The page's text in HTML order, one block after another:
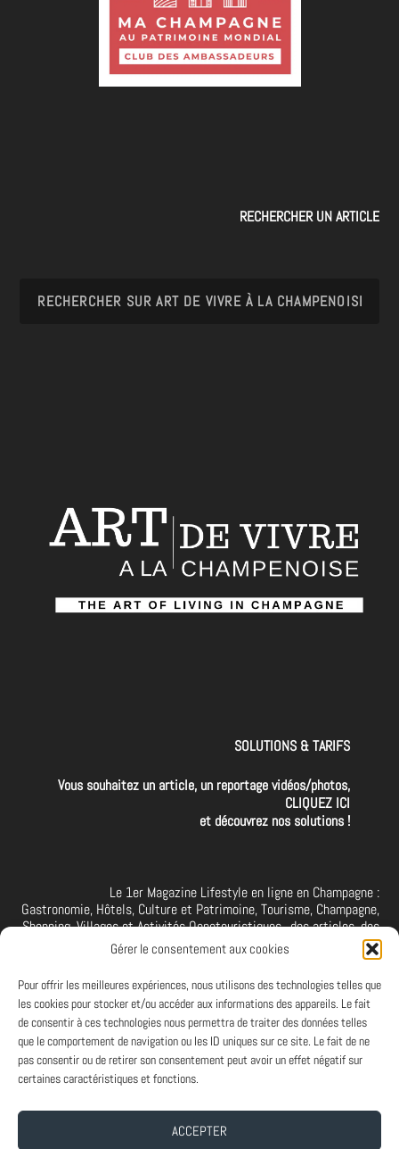
Gérer le consentement aux cookies
Pour offrir les meilleures expériences, nous utilisons des technologies telles que
les cookies pour stocker et/ou accéder aux informations des appareils. Le fait
de consentir à ces technologies nous permettra de traiter des données telles
que le comportement de navigation ou les ID uniques sur ce site. Le fait de ne
pas consentir ou de retirer son consentement peut avoir un effet négatif sur
certaines caractéristiques et fonctions.
ACCEPTER
RECHERCHER UN ARTICLE
SOLUTIONS & TARIFS
Vous souhaitez un article, un reportage vidéos/photos,
CLIQUEZ ICI
et découvrez nos solutions !
Le 1er Magazine Lifestyle en ligne en Champagne :
Gastronomie, Hôtels, Culture et Patrimoine, Tourisme, Champagne,
Shopping, Villages et Activités Oenotouristiques.. des articles, des
interviews, des vidéos et photos de la Champagne. A retrouver et à
suivre aussi sur facebook I X I Threads I YouTube I TikTok I
Instagram I Linkedin
PARTENAIRES
Et vous ? Vous souhaitez devenir Partenaire d'Art de Vivre à la
Champenoise, n'hésitez pas à nous contacter.